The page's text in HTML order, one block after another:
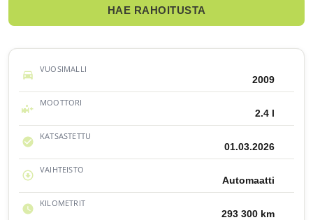
HAE RAHOITUSTA
VUOSIMALLI
2009
MOOTTORI
2.4 l
KATSASTETTU
01.03.2026
VAIHTEISTO
Automaatti
KILOMETRIT
293 300 km